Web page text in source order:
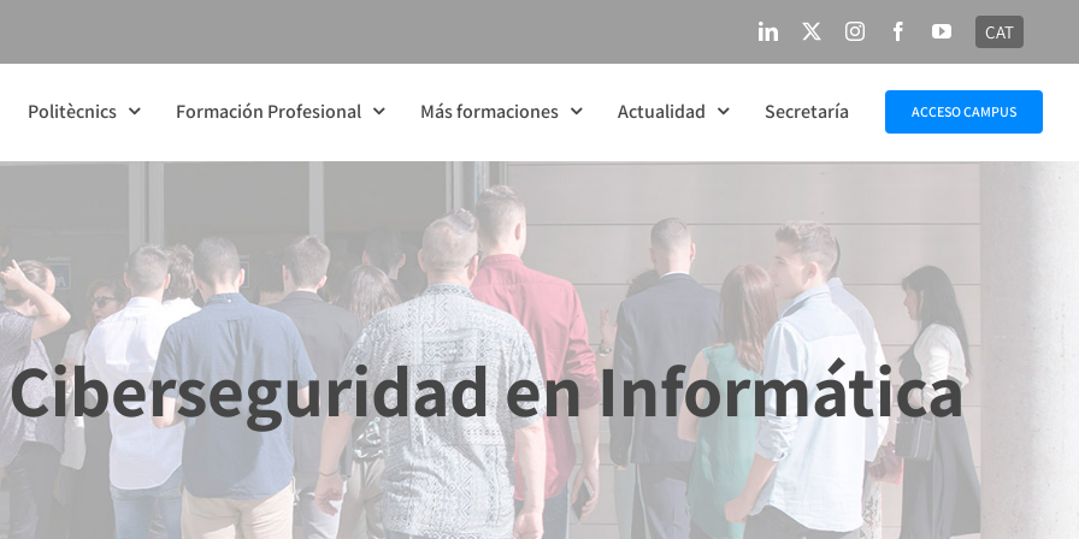
LinkedIn InstagramFacebookYouTube
CAT
Politècnics Formación Profesional Más formaciones Actualidad Secretaría ACCESO CAMPUS
en Informática